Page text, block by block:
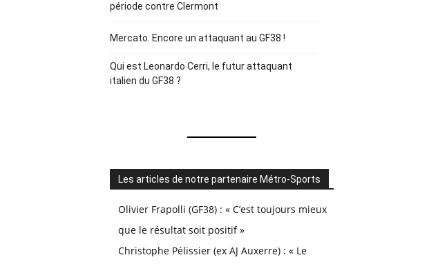
période contre Clermont
Mercato. Encore un attaquant au GF38 !
Qui est Leonardo Cerri, le futur attaquant
italien du GF38 ?
Les articles de notre partenaire Métro-Sports
Olivier Frapolli (GF38) : « C’est toujours mieux
que le résultat soit positif »
Christophe Pélissier (ex AJ Auxerre) : « Le